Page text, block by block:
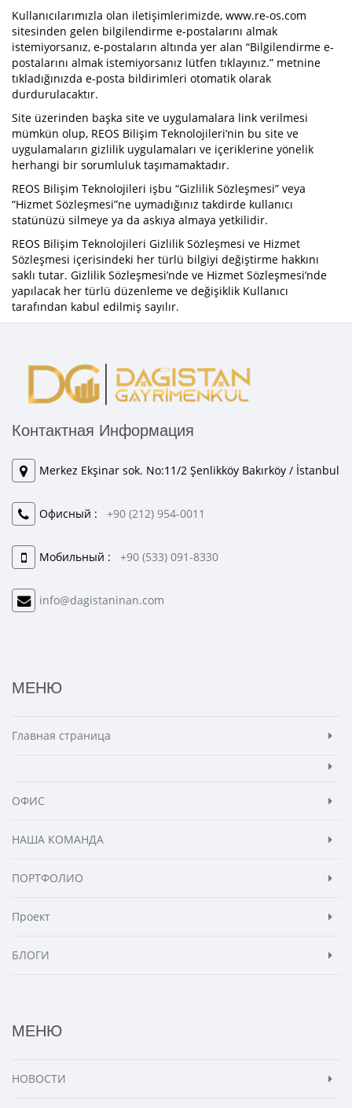
Kullanıcılarımızla olan iletişimlerimizde, www.re-os.com
sitesinden gelen bilgilendirme e-postalarını almak
istemiyorsanız, e-postaların altında yer alan “Bilgilendirme e-
postalarını almak istemiyorsanız lütfen tıklayınız.” metnine
tıkladığınızda e-posta bildirimleri otomatik olarak
durdurulacaktır.
Site üzerinden başka site ve uygulamalara link verilmesi
mümkün olup, REOS Bilişim Teknolojileri’nin bu site ve
uygulamaların gizlilik uygulamaları ve içeriklerine yönelik
herhangi bir sorumluluk taşımamaktadır.
REOS Bilişim Teknolojileri işbu “Gizlilik Sözleşmesi” veya
“Hizmet Sözleşmesi”ne uymadığınız takdirde kullanıcı
statünüzü silmeye ya da askıya almaya yetkilidir.
REOS Bilişim Teknolojileri Gizlilik Sözleşmesi ve Hizmet
Sözleşmesi içerisindeki her türlü bilgiyi değiştirme hakkını
saklı tutar. Gizlilik Sözleşmesi’nde ve Hizmet Sözleşmesi’nde
yapılacak her türlü düzenleme ve değişiklik Kullanıcı
tarafından kabul edilmiş sayılır.
Контактная Информация
Merkez Ekşinar sok. No:11/2 Şenlikköy Bakırköy / İstanbul
Офисный : +90 (212) 954-0011
Мобильный : +90 (533) 091-8330
info@dagistaninan.com
МЕНЮ
Главная страница
ОФИС
НАША КОМАНДА
ПОРТФОЛИО
Проект
БЛОГИ
МЕНЮ
НОВОСТИ